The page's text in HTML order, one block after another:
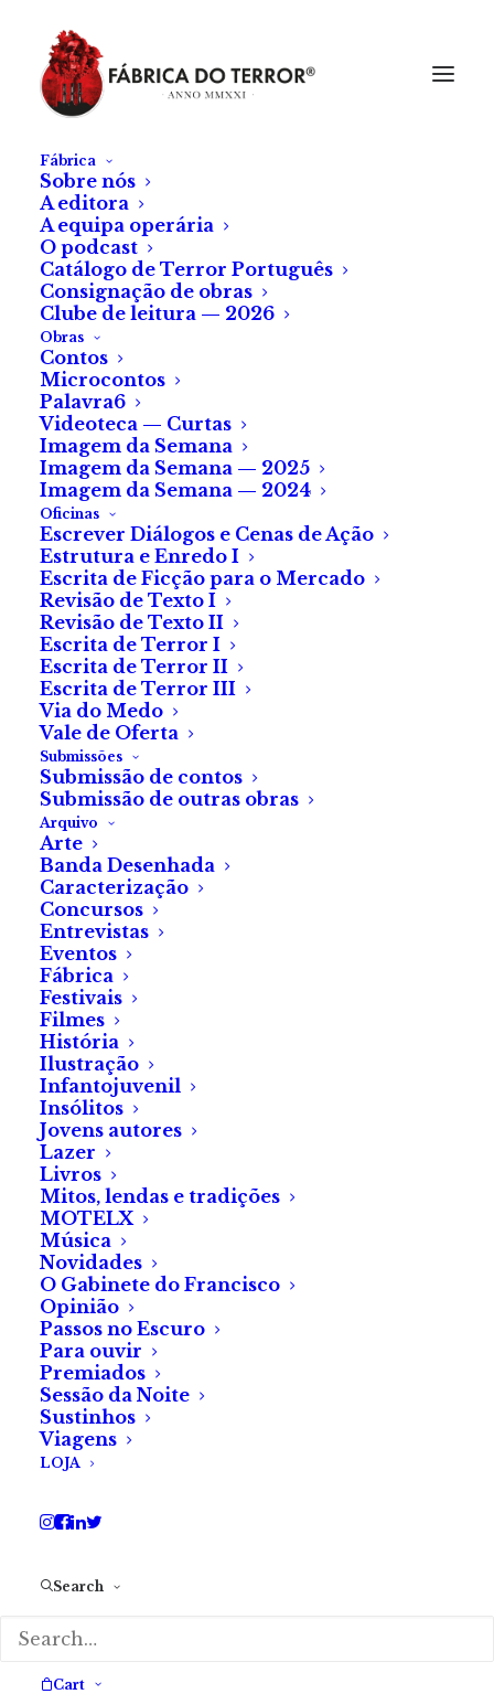
Fábrica
Sobre nós
A editora
A equipa operária
O podcast
Catálogo de Terror Português
Consignação de obras
Clube de leitura — 2026
Obras
Contos
Microcontos
Palavra6
Videoteca — Curtas
Imagem da Semana
Imagem da Semana — 2025
Imagem da Semana — 2024
Oficinas
Escrever Diálogos e Cenas de Ação
Estrutura e Enredo I
Escrita de Ficção para o Mercado
Revisão de Texto I
Revisão de Texto II
Escrita de Terror I
Escrita de Terror II
Escrita de Terror III
Via do Medo
Vale de Oferta
Submissões
Submissão de contos
Submissão de outras obras
Arquivo
Arte
Banda Desenhada
Caracterização
Concursos
Entrevistas
Eventos
Fábrica
Festivais
Filmes
História
Ilustração
Infantojuvenil
Insólitos
Jovens autores
Lazer
Livros
Mitos, lendas e tradições
MOTELX
Música
Novidades
O Gabinete do Francisco
Opinião
Passos no Escuro
Para ouvir
Premiados
Sessão da Noite
Sustinhos
Viagens
LOJA
Search
Cart
Artigo
by Fábrica do Terror
«O Intruso» (2020), um
filme de Hugo Pinto
ARTIGOS RECENTES
Lançamento de «Dead Stop: No Vacancy»
A Maldição da Bruxa de Canha